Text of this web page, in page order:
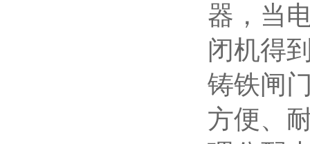
器，当
闭机得
铸铁闸
方便、